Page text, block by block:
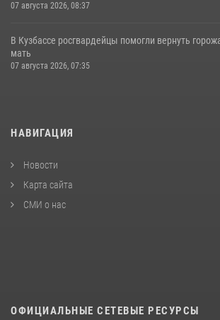
07 августа 2026, 08:37
В Кузбассе росгвардейцы помогли вернуть
мать
07 августа 2026, 07:35
НАВИГАЦИЯ
Новости
Карта сайта
СМИ о нас
ОФИЦИАЛЬНЫЕ СЕТЕВЫЕ РЕСУРСЫ